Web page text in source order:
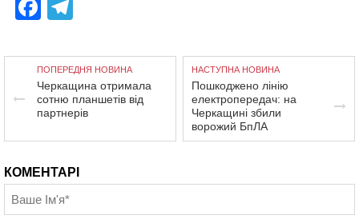
Facebook
ПОПЕРЕДНЯ НОВИНА
Черкащина отримала
сотню планшетів від
партнерів
НАСТУПНА НОВИНА
Пошкоджено лінію
електропередач: на
Черкащині збили
ворожий БпЛА
КОМЕНТАРІ